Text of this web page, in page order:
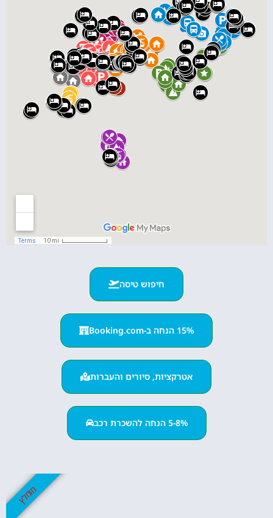
חיפוש טיסה
15% הנחה ב-Booking.com
אטרקציות, סיורים והעברות
5-8% הנחה להשכרת רכב
מומלץ